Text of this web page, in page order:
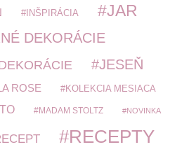
INŠPIRÁCIA JAR
DEKORÁCIE
JESEŇ
ROSE KOLEKCIA MESIACA
MADAM STOLTZ NOVINKA
RECEPTY